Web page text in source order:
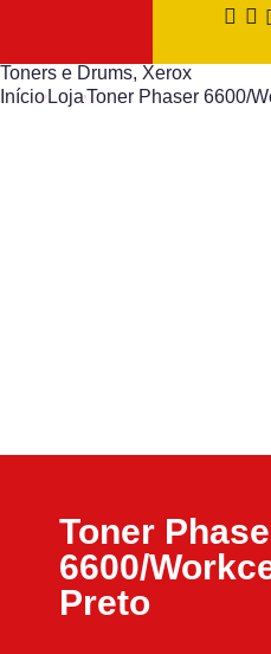
Toners e Drums, Xerox
Início LojaToner Phaser 6600/
Toner
6600/
Preto